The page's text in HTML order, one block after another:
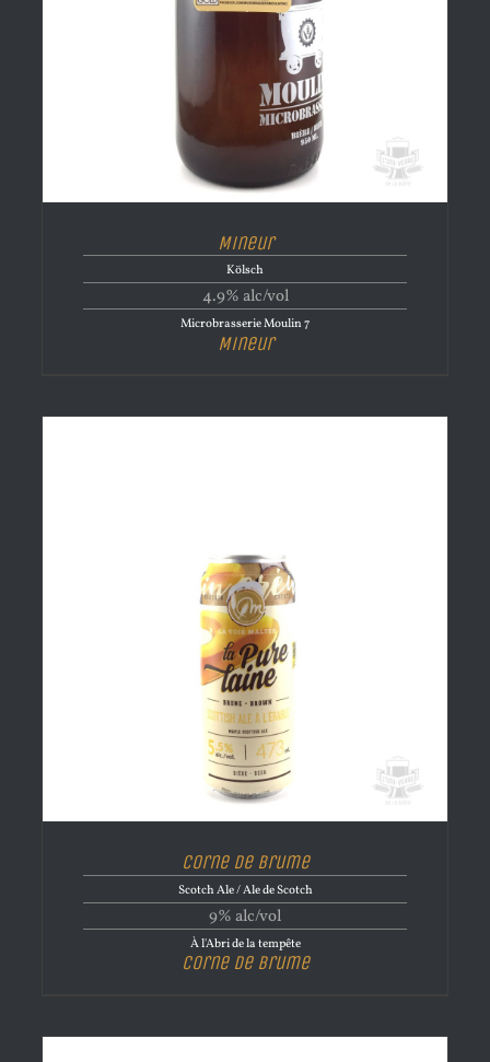
Mineur
Kölsch
4.9% alc/vol
Microbrasserie Moulin 7
Mineur
Corne de brume
Scotch Ale / Ale de Scotch
9% alc/vol
À l'Abri de la tempête
Corne de brume